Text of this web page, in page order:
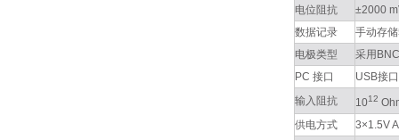
电位阻抗
±2000
数据记录
手动存
电极类型
采用
PC 接口
USB接口
输入阻抗
1012
供电方式
3×1.5V